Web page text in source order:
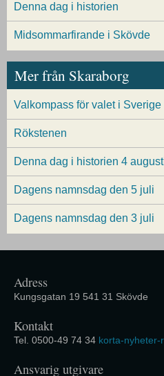
Denna dag i historien
Midsommarfirande i Skövde
Mer från Skaraborg
Valkompass för valet i Sverige
Rökstenen
Denna dag i historien 4
Dagens namnsdag den 5 juli
Dagens namnsdag den 3 juli
Adress
Kungsgatan 19 541 31 Skövde
Kontakt
Tel. 0500-49 74 34 korta-nyheter-
Ansvarig utgivare